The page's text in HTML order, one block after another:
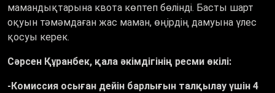
мамандықтарына квота көптеп бөлінді. Басты шарт
оқуын тәмәмдаған жас маман, өңірдің дамуына үлес
қосуы керек.
Сәрсен Құранбек, қала әкімдігінің ресми өкілі:
-Комиссия осыған дейін барлығын талқылау үшін 4